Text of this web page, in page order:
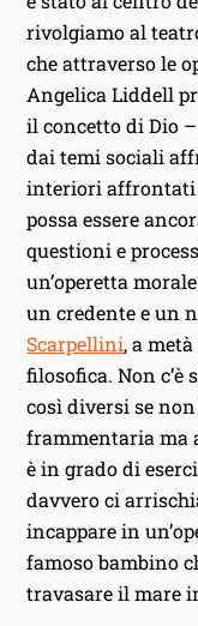
rivolgiamo al
che attraverso le
Angelica Liddell
il concetto di Dio
dai temi sociali
interiori affrontati
possa essere
questioni e
un’operetta
un credente e un
Scarpellini, a
filosofica. Non
così diversi se
frammentaria ma
è in grado di
davvero ci
incappare in
famoso bambino
travasare il mare